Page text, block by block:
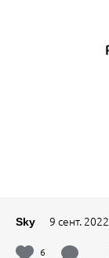
Sky 9 сент. 2022
6